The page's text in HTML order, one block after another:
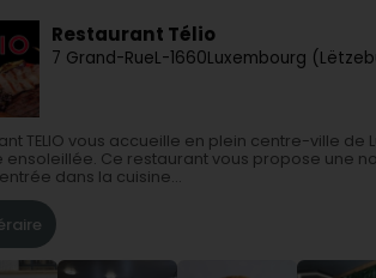
Restaurant Télio
7 Grand-RueL-1660Luxembourg
TELIO vous accueille en plein centre-ville
ensoleillée. Ce restaurant vous propose une
dans la cuisine...